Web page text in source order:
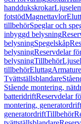
handdukskrokar
fotstödMagnettavlor
tillbehörSpeglar och
inbyggd belysning
belysningSpegelskåp
belysningReservdelar
belysningTillbehör
tillbehörEluttag
Tvättställsblandare
Stående montering,
batteridriftReservdelar
montering, generatordrift
generatordriftTillbehör